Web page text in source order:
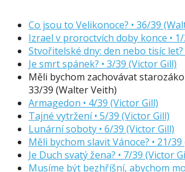
Co jsou to Velikonoce? • 36/39
Izrael v proroctvích doby konce •
Stvořitelské dny: den nebo tisíc let?
Je smrt spánek? • 3/39 (Victor Gill)
Měli bychom zachovávat
33/39 (Walter Veith)
Armagedon • 4/39 (Victor Gill)
Tajné vytržení • 5/39 (Victor Gill)
Lunární soboty • 6/39 (Victor Gill)
Měli bychom slavit Vánoce? • 21/
Je Duch svatý žena? • 7/39 (Victor
Musíme být bezhříšní, abychom